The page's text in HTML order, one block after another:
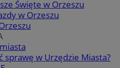
Święte w Orzeszu
w Orzeszu
sprawę w Urzędzie Miasta?